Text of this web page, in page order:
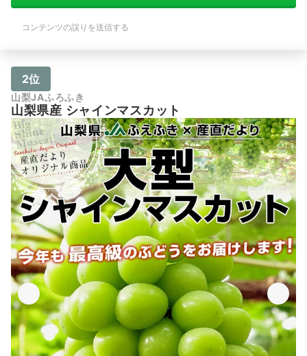
コンテンツの誤りを送信する
2位
山梨JAふろふき
山梨県産 シャインマスカット